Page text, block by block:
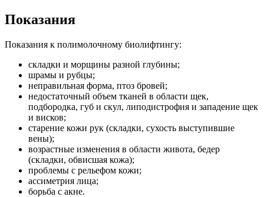
Показания
Показания к полимолочному биолифтингу:
складки и морщины разной глубины;
шрамы и рубцы;
неправильная форма, птоз бровей;
недостаточный объем тканей в области щек,
подбородка, губ и скул, липодистрофия и западение щек
и висков;
старение кожи рук (складки, сухость выступившие
вены);
возрастные изменения в области живота, бедер
(складки, обвисшая кожа);
проблемы с рельефом кожи;
ассиметрия лица;
борьба с акне.